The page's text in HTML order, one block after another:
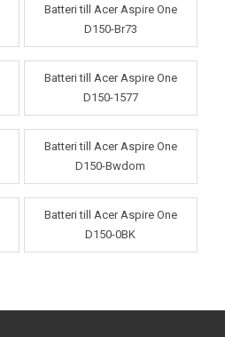
Batteri till Acer Aspire One
D150-Br73
Batteri till Acer Aspire One
D150-1577
Batteri till Acer Aspire One
D150-Bwdom
Batteri till Acer Aspire One
D150-0BK